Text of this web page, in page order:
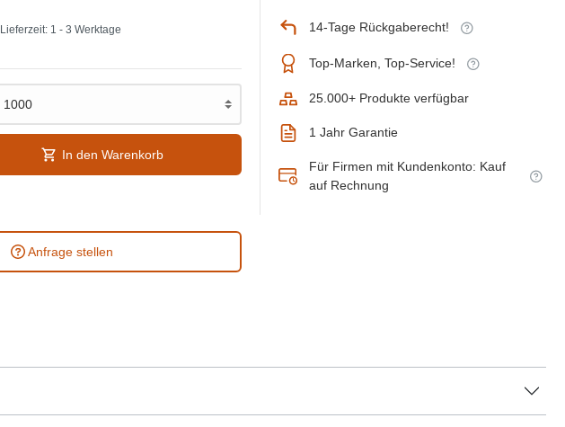
Lieferzeit: 1 - 3 Werktage
In den Warenkorb
Anfrage stellen
14-Tage Rückgaberecht!
Top-Marken, Top-Service!
25.000+ Produkte verfügbar
1 Jahr Garantie
Für Firmen mit Kundenkonto: Kauf
auf Rechnung